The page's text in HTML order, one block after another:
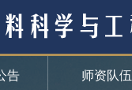
告 师资队伍